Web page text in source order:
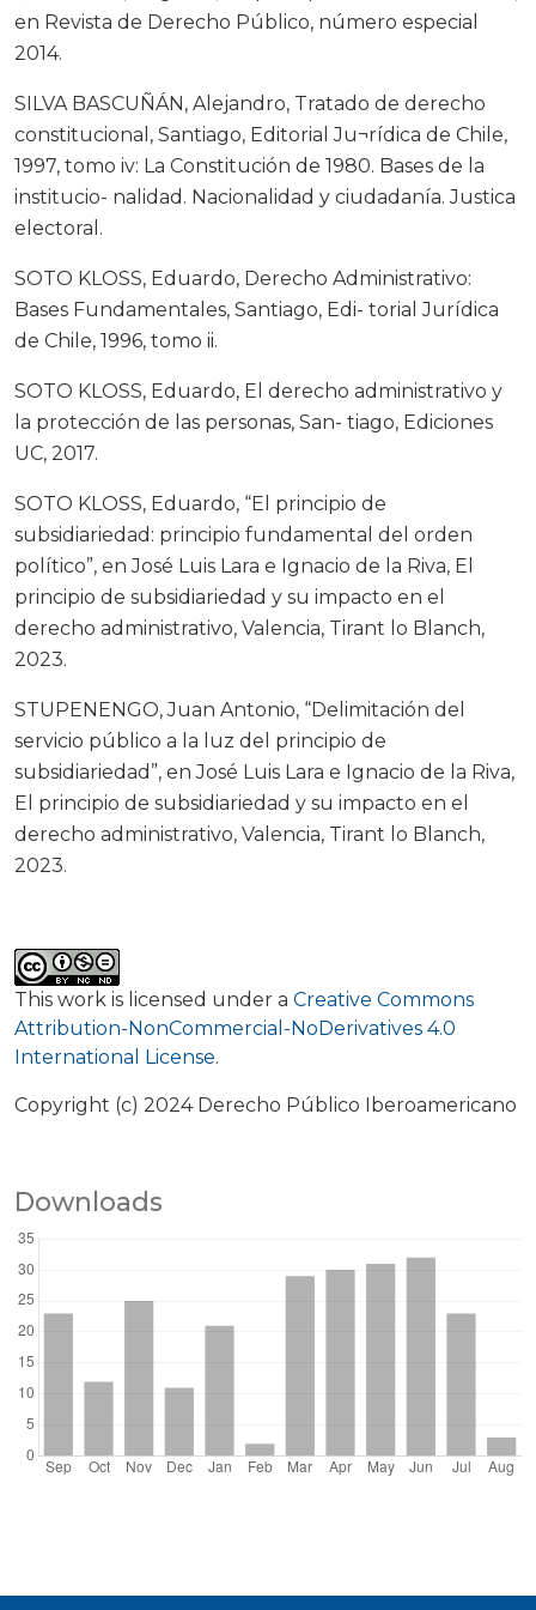
This work is licensed under a Creative Commons
Attribution-NonCommercial-NoDerivatives 4.0
International License.
Copyright (c) 2024 Derecho Público Iberoamericano
Downloads
en Revista de Derecho Público, número especial
2014.
SILVA BASCUÑÁN, Alejandro, Tratado de derecho
constitucional, Santiago, Editorial Ju¬rídica de Chile,
1997, tomo iv: La Constitución de 1980. Bases de la
institucio- nalidad. Nacionalidad y ciudadanía. Justica
electoral.
SOTO KLOSS, Eduardo, Derecho Administrativo:
Bases Fundamentales, Santiago, Edi- torial Jurídica
de Chile, 1996, tomo ii.
SOTO KLOSS, Eduardo, El derecho administrativo y
la protección de las personas, San- tiago, Ediciones
UC, 2017.
SOTO KLOSS, Eduardo, “El principio de
subsidiariedad: principio fundamental del orden
político”, en José Luis Lara e Ignacio de la Riva, El
principio de subsidiariedad y su impacto en el
derecho administrativo, Valencia, Tirant lo Blanch,
2023.
STUPENENGO, Juan Antonio, “Delimitación del
servicio público a la luz del principio de
subsidiariedad”, en José Luis Lara e Ignacio de la Riva,
El principio de subsidiariedad y su impacto en el
derecho administrativo, Valencia, Tirant lo Blanch,
2023.